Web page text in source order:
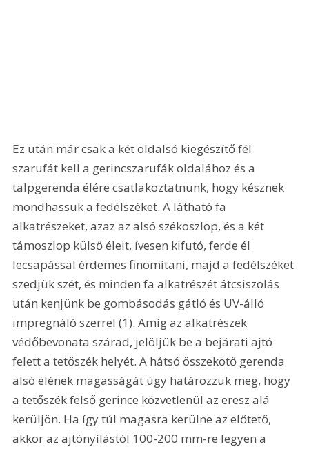
Ez után már csak a két oldalsó kiegészítő fél
szarufát kell a gerincszarufák oldalához és a
talpgerenda élére csatlakoztatnunk, hogy késznek
mondhassuk a fedélszéket. A látható fa
alkatrészeket, azaz az alsó székoszlop, és a két
támoszlop külső éleit, ívesen kifutó, ferde él
lecsapással érdemes finomítani, majd a fedélszéket
szedjük szét, és minden fa alkatrészét átcsiszolás
után kenjünk be gombásodás gátló és UV-álló
impregnáló szerrel (1). Amíg az alkatrészek
védőbevonata szárad, jelöljük be a bejárati ajtó
felett a tetőszék helyét. A hátsó összekötő gerenda
alsó élének magasságát úgy határozzuk meg, hogy
a tetőszék felső gerince közvetlenül az eresz alá
kerüljön. Ha így túl magasra kerülne az előtető,
akkor az ajtónyílástól 100-200 mm-re legyen a